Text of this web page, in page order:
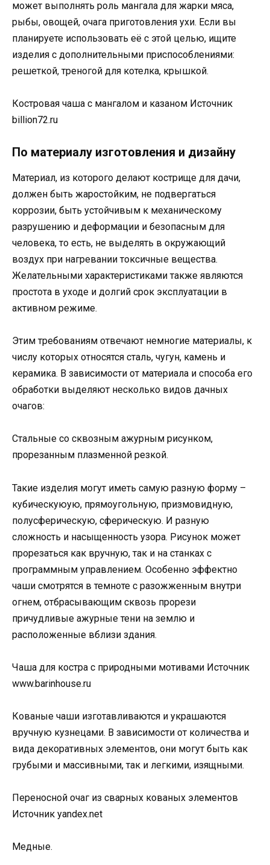
может выполнять роль мангала для жарки мяса,
рыбы, овощей, очага приготовления ухи. Если вы
планируете использовать её с этой целью, ищите
изделия с дополнительными приспособлениями:
решеткой, треногой для котелка, крышкой.
Костровая чаша с мангалом и казаном Источник
billion72.ru
По материалу изготовления и дизайну
Материал, из которого делают кострище для дачи,
должен быть жаростойким, не подвергаться
коррозии, быть устойчивым к механическому
разрушению и деформации и безопасным для
человека, то есть, не выделять в окружающий
воздух при нагревании токсичные вещества.
Желательными характеристиками также являются
простота в уходе и долгий срок эксплуатации в
активном режиме.
Этим требованиям отвечают немногие материалы, к
числу которых относятся сталь, чугун, камень и
керамика. В зависимости от материала и способа его
обработки выделяют несколько видов дачных
очагов:
Стальные со сквозным ажурным рисунком,
прорезанным плазменной резкой.
Такие изделия могут иметь самую разную форму –
кубическуюую, прямоугольную, призмовидную,
полусферическую, сферическую. И разную
сложность и насыщенность узора. Рисунок может
прорезаться как вручную, так и на станках с
программным управлением. Особенно эффектно
чаши смотрятся в темноте с разожженным внутри
огнем, отбрасывающим сквозь прорези
причудливые ажурные тени на землю и
расположенные вблизи здания.
Чаша для костра с природными мотивами Источник
www.barinhouse.ru
Кованые чаши изготавливаются и украшаются
вручную кузнецами. В зависимости от количества и
вида декоративных элементов, они могут быть как
грубыми и массивными, так и легкими, изящными.
Переносной очаг из сварных кованых элементов
Источник yandex.net
Медные.